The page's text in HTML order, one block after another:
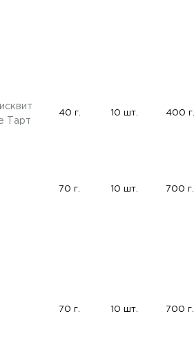
Тарт
40 г. 10 шт. 400 г.
70 г. 10 шт. 700 г.
70 г. 10 шт. 700 г.